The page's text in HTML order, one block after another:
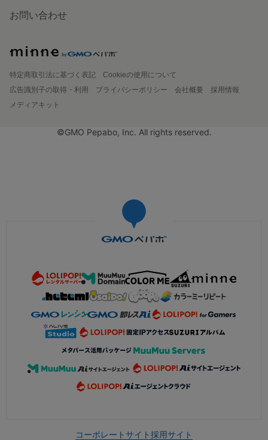
お問い合わせ
特定商取引法に基づく表記
Cookieの使用について
広告識別子の取得・利用
プライバシーポリシー 会社概要
採用情報
メディアキット
©GMO Pepabo, Inc. All rights reserved.
コーポレートサイト採用サイト